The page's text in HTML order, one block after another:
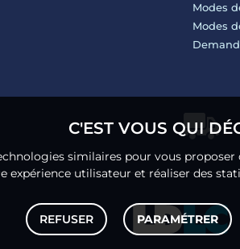
Modes
Modes
C'EST VOUS QUI
similaires pour vous
expérience utilisateur et réaliser des
REFUSER PARAMÉTRER